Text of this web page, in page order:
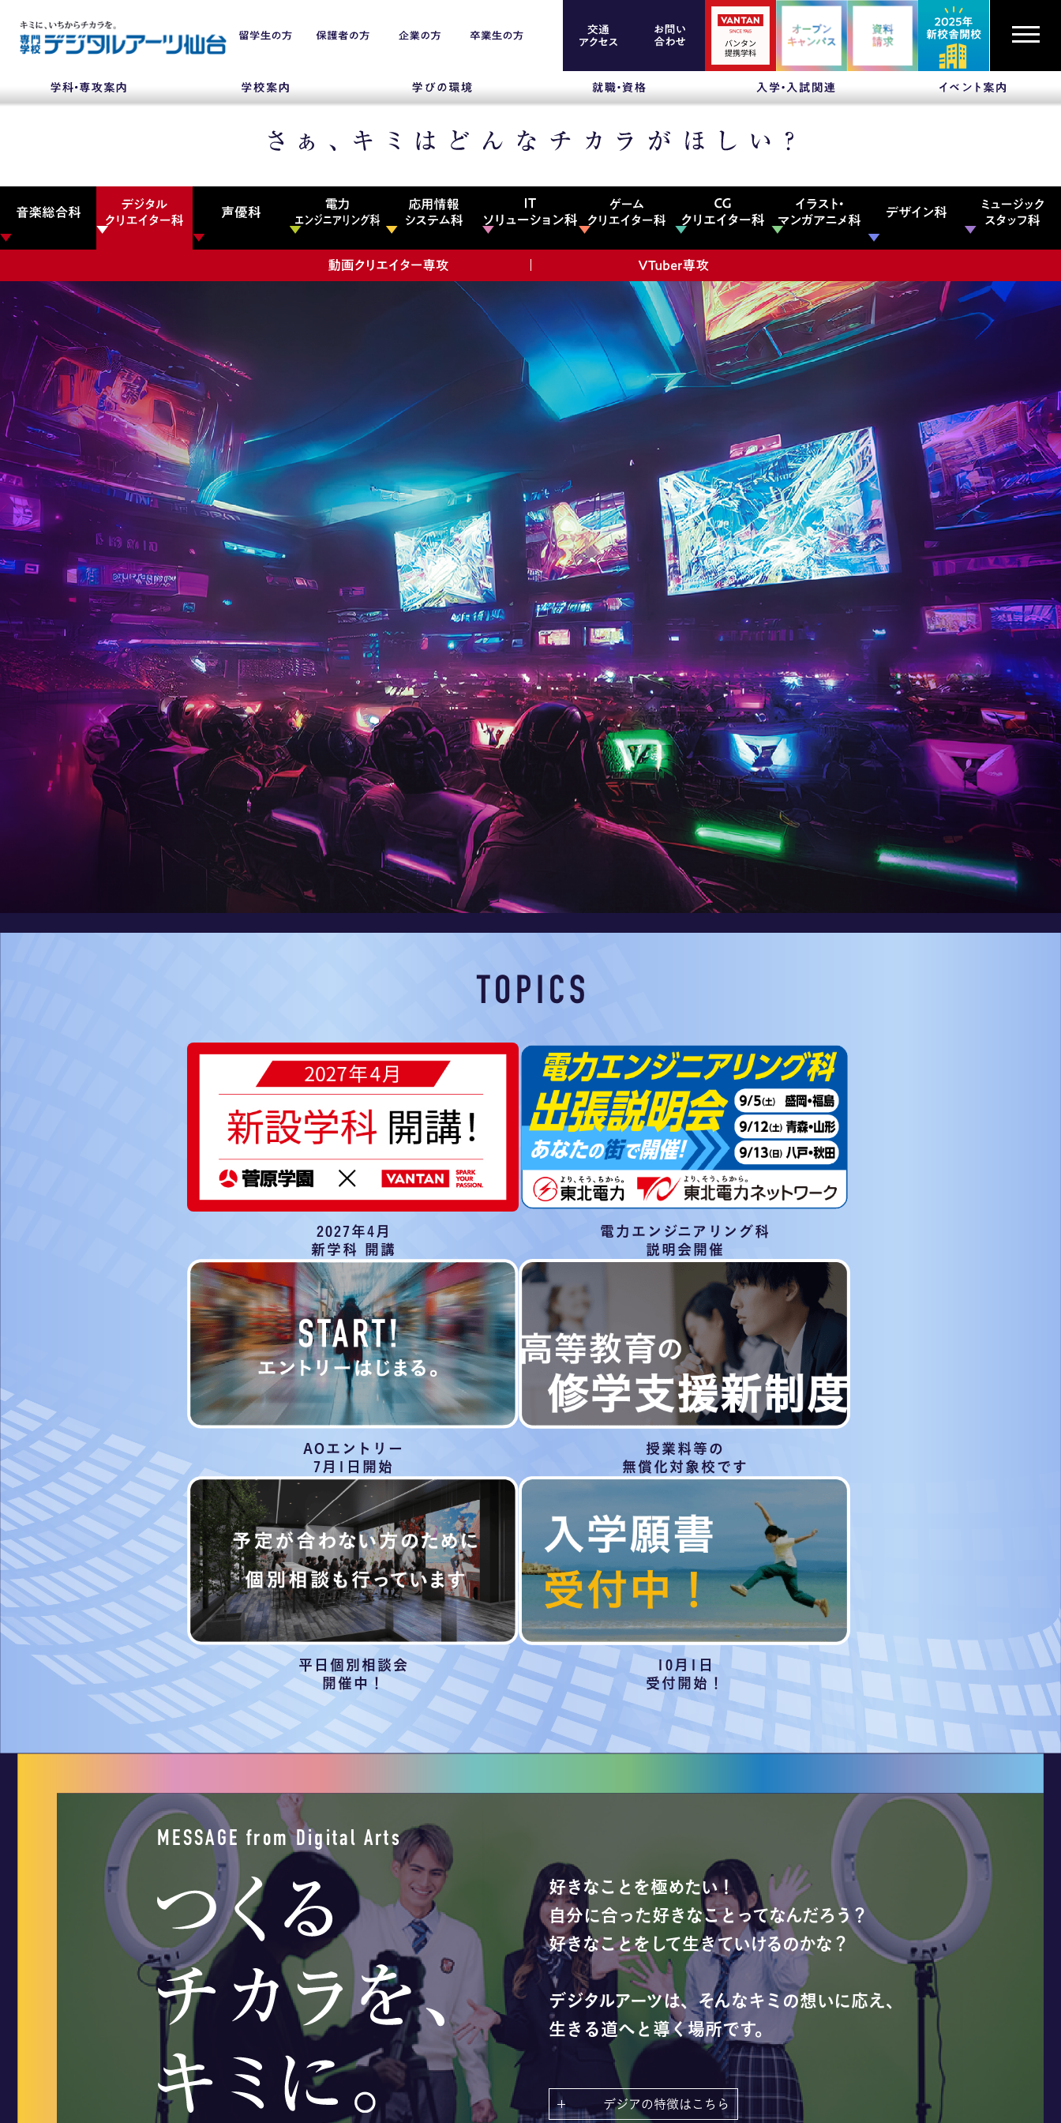
NEWS 学科・専攻案内
入学・入試関連
就職・資格
学びの環境 MOVIE
留学生のみなさま
保護者のみなさま
企業のみなさま
卒業生のみなさま
資料請求
お問い合わせ
交通アクセス
学校情報公開
よくある質問
個人情報保護
サイトマップ
TOPICS
2027年4月
新学科 開講
電力エンジニアリング科
説明会開催
AOエントリー
7月1日開始
授業料等の
無償化対象校です
平日個別相談会
開催中！
10月1日
受付開始！
MESSAGE from Digital Arts
好きなことを極めたい！
自分に合った好きなことってなんだろう？
好きなことをして生きていけるのかな？
デジタルアーツは、そんなキミの想いに応え、
生きる道へと導く場所です。
デジアの特徴はこちら